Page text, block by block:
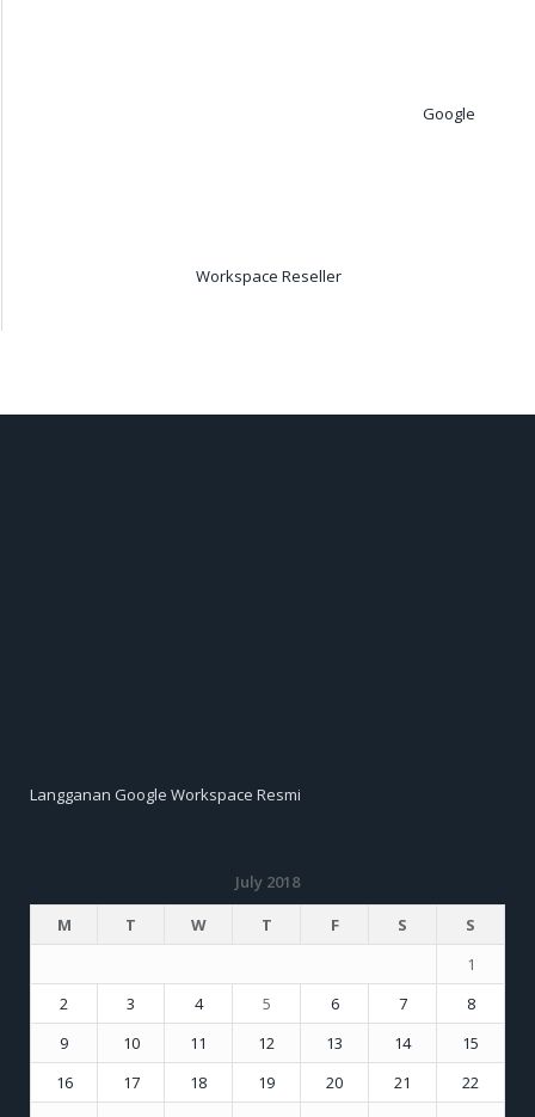
Google
Workspace Reseller
Langganan Google Workspace Resmi
July 2018
M
T W T F S
S
1
2
3 4 5 6 7
8
9
10 11 12 13 14
15
16
17 18 19 20 21
22